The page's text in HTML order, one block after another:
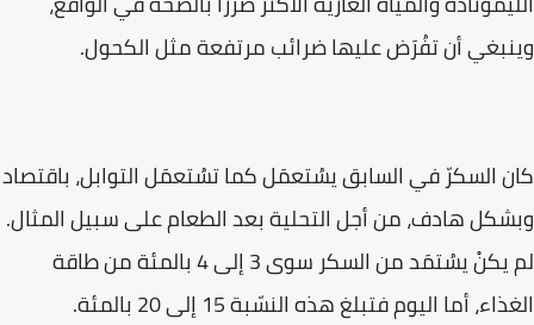
وينبغي أن تفُرَض عليها ضرائب مرتفعة مثل الكحول.
كان السكرّ في السابق يسُتعمَل كما تسُتعمَل التوابل، باقتصاد
وبشكل هادف، من أجل التحلية بعد الطعام على سبيل المثال.
لم يكنْ يسُتمَد من السكر سوى 3 إلى 4 بالمئة من طاقة
الغذاء، أما اليوم فتبلغ هذه النسّبة 15 إلى 20 بالمئة.